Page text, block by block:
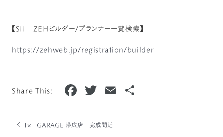
【SII ZEHビルダー/プランナー一覧検索】
https://zehweb.jp/registration/builder
Share This: F
c
T
it
E
T×T GARAGE 帯広店 完成間近